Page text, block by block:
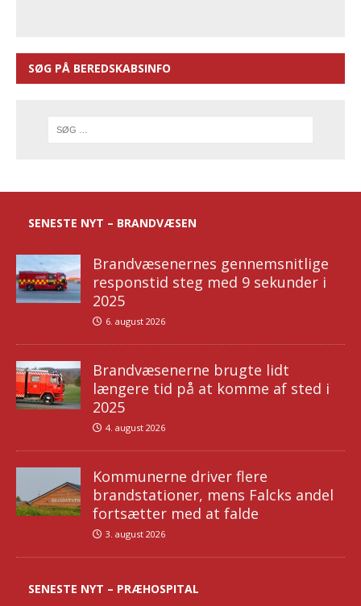
SØG PÅ BEREDSKABSINFO
SENESTE NYT – BRANDVÆSEN
Brandvæsenernes gennemsnitlige
responstid steg med 9 sekunder i
2025
6. august 2026
Brandvæsenerne brugte lidt
længere tid på at komme af sted i
2025
4. august 2026
Kommunerne driver flere
brandstationer, mens Falcks andel
fortsætter med at falde
3. august 2026
SENESTE NYT – PRÆHOSPITAL